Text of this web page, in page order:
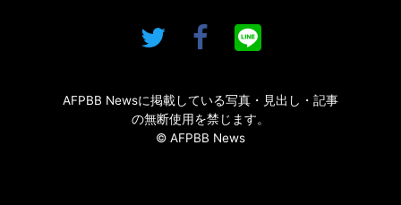
AFPBB Newsに掲載している写真・見出し・記事
の無断使用を禁じます。
© AFPBB News